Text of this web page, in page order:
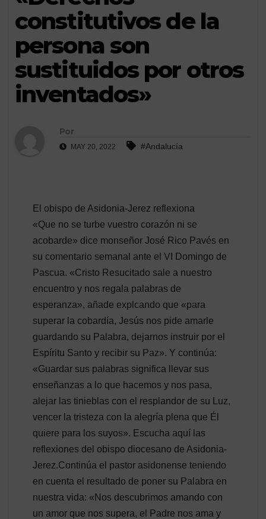
constitutivos de la
persona son
sustituidos por otros
inventados»
Por
MAY 20, 2022 #Andalucía
El obispo de Asidonia-Jerez reflexiona
«Que no se turbe vuestro corazón ni se
acobarde» dice monseñor José Rico Pavés en
su comentario semanal ante el VI Domingo de
Pascua. «Cristo Resucitado sale a nuestro
encuentro y nos regala palabras de
esperanza», añade explcando que «para
superar la cobardía, Jesús nos pide amarle
guardando su Palabra, dejarnos instruir por el
Espíritu Santo y recibir su Paz». Y continúa:
«Guardar sus palabras significa llevar sus
enseñanzas a lo que hacemos y nos pasa,
alejar las tinieblas con el resplandor de su Luz,
vencer la tristeza con la alegría plena que Él
quiere para los suyos». Escucha aquí las
reflexiones del obispo diocesano de Asidonia-
Jerez.Continúa el pastor asidonense teniendo
en cuenta el resultado de poner su Palabra en
nuestra vida: «Nos descubrimos amando con
un amor que nos supera, el Padre nos ama y